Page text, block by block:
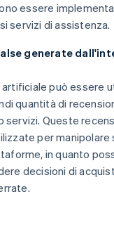
essere
servizi di assistenza.
generate
può essere
quantità di
servizi. Queste
per manipolare
in quanto
decisioni di